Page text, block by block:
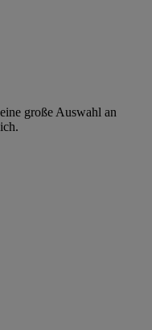
große Auswahl an